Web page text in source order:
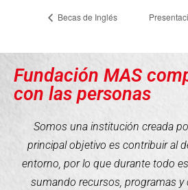
Becas de Inglés
Fundación MAS
con las personas
Somos una institución creada
principal objetivo es contribuir al
entorno, por lo que durante todo
sumando recursos, programas y